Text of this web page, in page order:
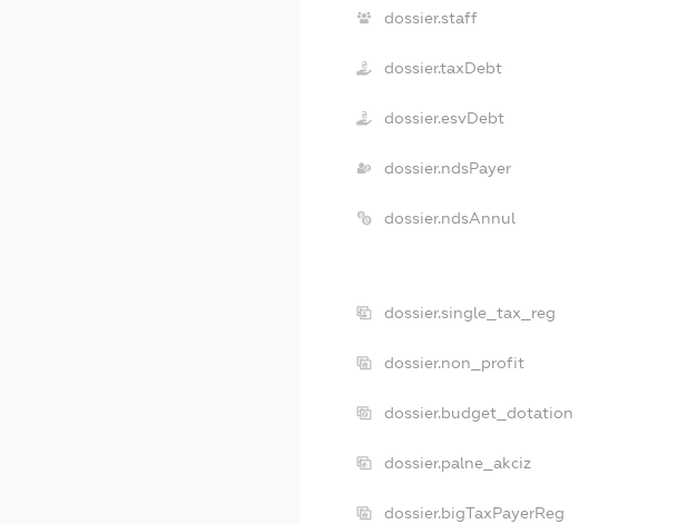
dossier.staff
dossier.taxDebt
dossier.esvDebt
dossier.ndsPayer
dossier.ndsAnnul
dossier.single_tax_reg
dossier.non_profit
dossier.budget_dotation
dossier.palne_akciz
dossier.bigTaxPayerReg